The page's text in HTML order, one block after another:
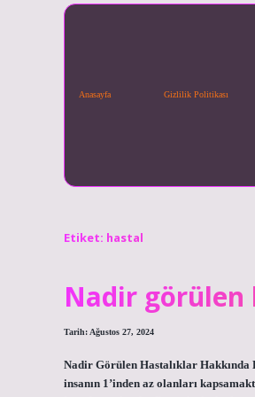
Anasayfa Gizlilik Politikası
Etiket: hastal
Nadir görülen
Tarih: Ağustos 27, 2024
Nadir Görülen Hastalıklar Hakkında
insanın 1’inden az olanları